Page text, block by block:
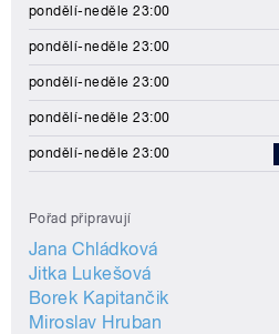
pondělí-neděle 23:00
pondělí-neděle 23:00
pondělí-neděle 23:00
pondělí-neděle 23:00
pondělí-neděle 23:00
Pořad připravují
Jana Chládková
Jitka Lukešová
Borek Kapitančik
Miroslav Hruban